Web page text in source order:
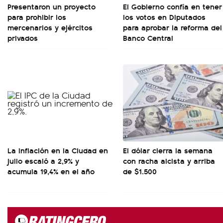
Presentaron un proyecto
para prohibir los
mercenarios y ejércitos
privados
El Gobierno confía en tener
los votos en Diputados
para aprobar la reforma del
Banco Central
La inflación en la Ciudad en
julio escaló a 2,9% y
acumula 19,4% en el año
El dólar cierra la semana
con racha alcista y arriba
de $1.500